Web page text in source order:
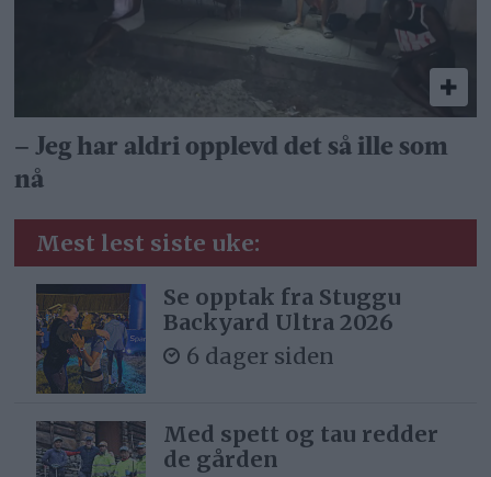
– Jeg har aldri opplevd det så ille som
nå
Mest lest siste uke:
Se opptak fra Stuggu
Backyard Ultra 2026
6 dager siden
Med spett og tau redder
de gården